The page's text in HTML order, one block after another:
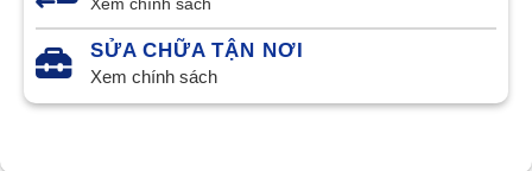
SỬA CHỮA TẬN NƠI
Xem chính sách